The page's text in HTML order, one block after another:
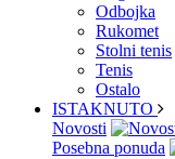
Odbojka
Rukomet
Stolni tenis
Tenis
Ostalo
ISTAKNUTO
Novosti
Posebna ponuda